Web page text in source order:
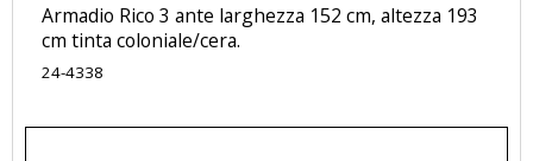
Armadio Rico 3 ante larghezza 152 cm, altezza 193
cm tinta coloniale/cera.
24-4338